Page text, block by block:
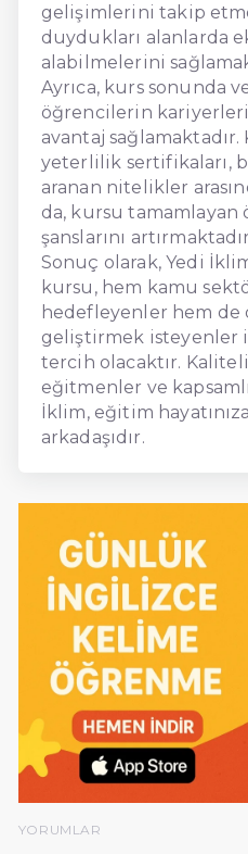
gelişimlerini takip
duydukları alanlarda
alabilmelerini
Ayrıca, kurs sonunda
öğrencilerin
avantaj sağlamaktadır.
yeterlilik sertifikaları,
aranan nitelikler
da, kursu
şanslarını
Sonuç olarak, Yedi
kursu, hem kamu
hedefleyenler hem
geliştirmek isteyenler
tercih olacaktır.
eğitmenler ve
İklim, eğitim
arkadaşıdır.
YORUMLAR